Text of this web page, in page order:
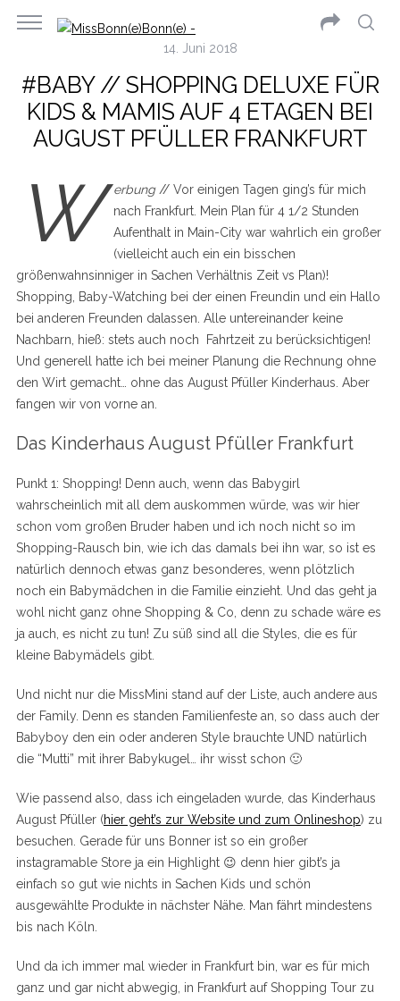
14. Juni 2018
#BABY // SHOPPING DELUXE FÜR
KIDS & MAMIS AUF 4 ETAGEN BEI
AUGUST PFÜLLER FRANKFURT
W erbung// Vor einigen Tagen ging’s für mich
nach Frankfurt. Mein Plan für 4 1/2 Stunden
Aufenthalt in Main-City war wahrlich ein großer
(vielleicht auch ein ein bisschen
größenwahnsinniger in Sachen Verhältnis Zeit vs Plan)!
Shopping, Baby-Watching bei der einen Freundin und ein Hallo
bei anderen Freunden dalassen. Alle untereinander keine
Nachbarn, hieß: stets auch noch Fahrtzeit zu berücksichtigen!
Und generell hatte ich bei meiner Planung die Rechnung ohne
den Wirt gemacht… ohne das August Pfüller Kinderhaus. Aber
fangen wir von vorne an.
Das Kinderhaus August Pfüller Frankfurt
Punkt 1: Shopping! Denn auch, wenn das Babygirl
wahrscheinlich mit all dem auskommen würde, was wir hier
schon vom großen Bruder haben und ich noch nicht so im
Shopping-Rausch bin, wie ich das damals bei ihn war, so ist es
natürlich dennoch etwas ganz besonderes, wenn plötzlich
noch ein Babymädchen in die Familie einzieht. Und das geht ja
wohl nicht ganz ohne Shopping & Co, denn zu schade wäre es
ja auch, es nicht zu tun! Zu süß sind all die Styles, die es für
kleine Babymädels gibt.
Und nicht nur die MissMini stand auf der Liste, auch andere aus
der Family. Denn es standen Familienfeste an, so dass auch der
Babyboy den ein oder anderen Style brauchte UND natürlich
die “Mutti” mit ihrer Babykugel… ihr wisst schon 🙂
Wie passend also, dass ich eingeladen wurde, das Kinderhaus
August Pfüller (hier geht’s zur Website und zum Onlineshop) zu
besuchen. Gerade für uns Bonner ist so ein großer
instagramable Store ja ein Highlight 😉 denn hier gibt’s ja
einfach so gut wie nichts in Sachen Kids und schön
ausgewählte Produkte in nächster Nähe. Man fährt mindestens
bis nach Köln.
Und da ich immer mal wieder in Frankfurt bin, war es für mich
ganz und gar nicht abwegig, in Frankfurt auf Shopping Tour zu